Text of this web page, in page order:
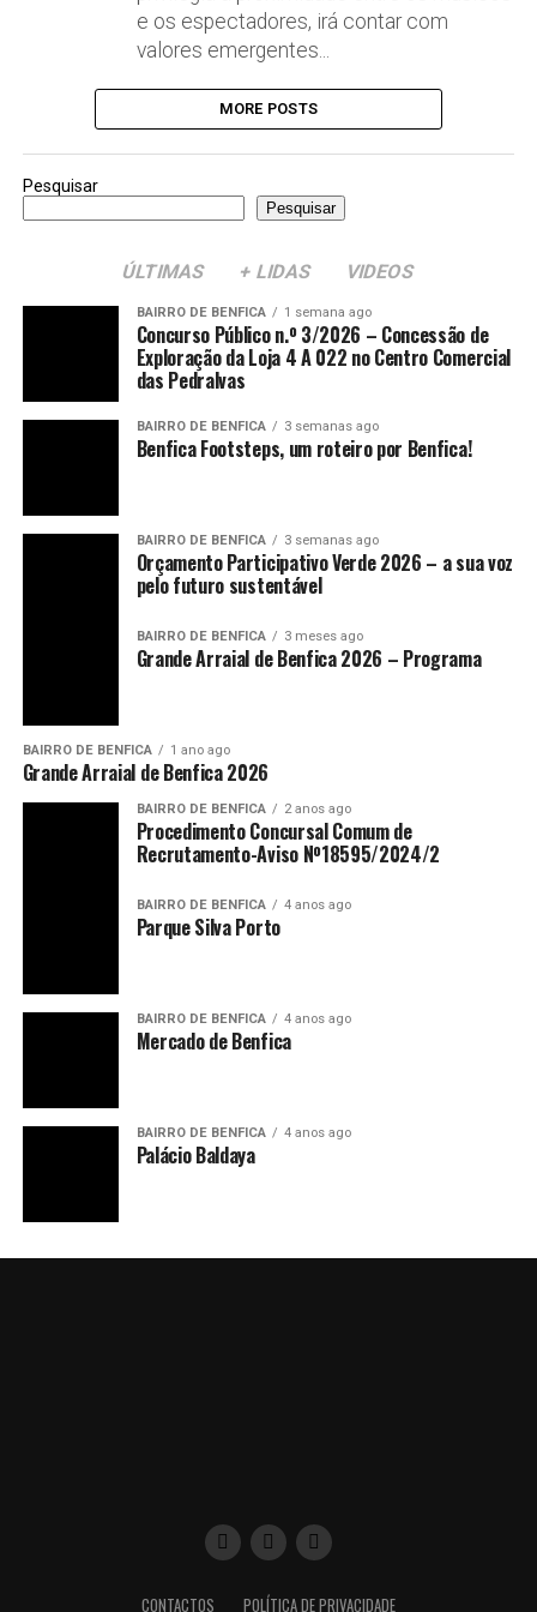
e os espectadores, irá contar com
valores emergentes...
MORE POSTS
Pesquisar
Pesquisar
ÚLTIMAS + LIDAS VIDEOS
BAIRRO DE BENFICA 1 semana ago
Concurso Público n.º 3/2026 – Concessão de
Exploração da Loja 4 A 022 no Centro Comercial
das Pedralvas
BAIRRO DE BENFICA 3 semanas ago
Benfica Footsteps, um roteiro por Benfica!
BAIRRO DE BENFICA 3 semanas ago
Orçamento Participativo Verde 2026 – a sua voz
pelo futuro sustentável
BAIRRO DE BENFICA 3 meses ago
Grande Arraial de Benfica 2026 – Programa
BAIRRO DE BENFICA 1 ano ago
Grande Arraial de Benfica 2026
BAIRRO DE BENFICA 2 anos ago
Procedimento Concursal Comum de
Recrutamento-Aviso Nº18595/2024/2
BAIRRO DE BENFICA 4 anos ago
Parque Silva Porto
BAIRRO DE BENFICA 4 anos ago
Mercado de Benfica
BAIRRO DE BENFICA 4 anos ago
Palácio Baldaya
CONTACTOS POLÍTICA DE PRIVACIDADE